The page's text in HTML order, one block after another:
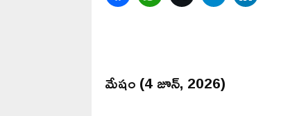
మేషం (4 జూన్, 2026)